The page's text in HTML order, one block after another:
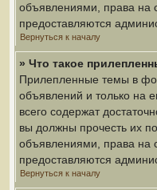
объявлениями, права на
предоставляются
Вернуться к началу
» Что такое
Прилепленные темы в
объявлений и только на
всего содержат
вы должны прочесть их
объявлениями, права на
предоставляются
Вернуться к началу